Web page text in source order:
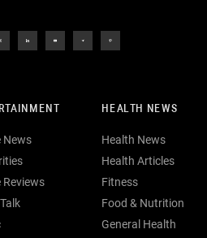
News
Reviews
HEALTH NEWS
Health News
Health Articles
Fitness
Food & Nutrition
General Health